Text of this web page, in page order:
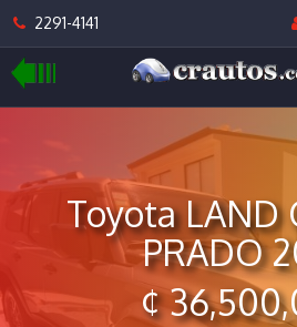
2291-4141
Toyota LAND
PRADO
¢